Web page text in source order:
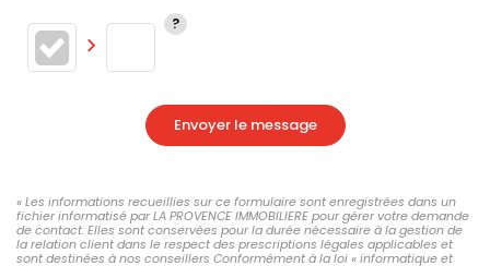
Envoyer le message
« Les informations recueillies sur ce formulaire sont enregistrées dans un
fichier informatisé par LA PROVENCE IMMOBILIERE pour gérer votre demande
de contact. Elles sont conservées pour la durée nécessaire à la gestion de
la relation client dans le respect des prescriptions légales applicables et
sont destinées à nos conseillers Conformément à la loi « informatique et